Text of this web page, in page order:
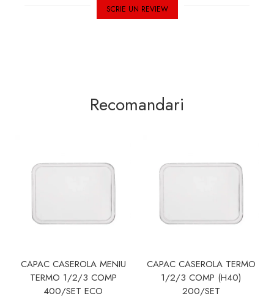
SCRIE UN REVIEW
Recomandari
CAPAC CASEROLA MENIU
TERMO 1/2/3 COMP
400/SET ECO
CAPAC CASEROLA TERMO
1/2/3 COMP (H40)
200/SET